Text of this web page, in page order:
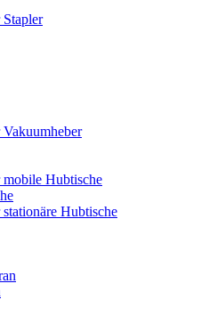
Hubtische
Hubtische